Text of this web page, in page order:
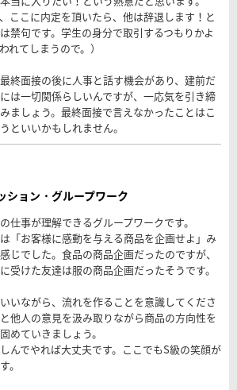
、ここに内定を頂いたら、他は辞退します！と
禁句です。学生の身分で取引するつもりかよ
れてしまうので。）
終面接の後に人事と話す機会があり、建前だ
は一切関係らしいんですが、一応気を引き締
ましょう。最終面接で言えなかったことはこ
といいかもしれません。
ション・グループワーク
仕事が理解できるグループワークです。
「お客様に感動を与える商品を企画せよ」み
じでした。食品の商品企画だったのですが、
受けた友達は服の商品企画だったそうです。
いながら、流れを作ることを意識してくださ
他人の意見を汲み取りながら商品の方向性を
めていきましょう。
んでやれば大丈夫です。ここでもS級の笑顔が
。